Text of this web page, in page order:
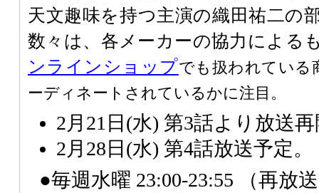
天文趣味を持つ主演の織田祐二の
数々は、各メーカーの協力による
ンラインショップでも扱われている
ーディネートされているかに注目。
2月21日(水) 第3話より放送
2月28日(水) 第4話放送予定。
●毎週水曜 23:00-23:55 （再放